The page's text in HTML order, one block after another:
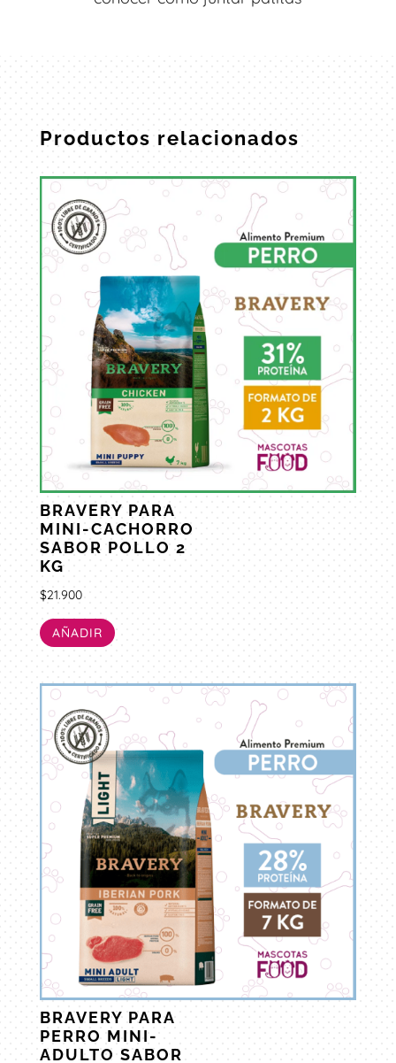
Productos relacionados
BRAVERY PARA
MINI-CACHORRO
SABOR POLLO 2
KG
$21.900
AÑADIR
BRAVERY PARA
PERRO MINI-
ADULTO SABOR